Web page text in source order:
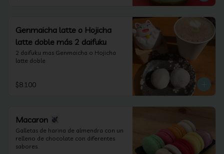
Genmaicha latte o Hojicha
latte doble más 2 daifuku
2 daifuku mas Genmaicha o Hojicha
latte doble
$8.100
Macaron
Galletas de harina de almendra con un
relleno de chocolate con diferentes
sabores.